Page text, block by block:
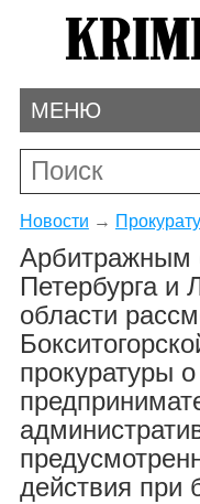
МЕНЮ
Новости →
Арбитражным
Петербурга и
области
прокуратуры
действия при